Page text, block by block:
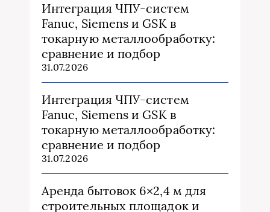
Интеграция ЧПУ-систем
Fanuc, Siemens и GSK в
токарную металлообработку:
сравнение и подбор
31.07.2026
Интеграция ЧПУ-систем
Fanuc, Siemens и GSK в
токарную металлообработку:
сравнение и подбор
31.07.2026
Аренда бытовок 6×2,4 м для
строительных площадок и